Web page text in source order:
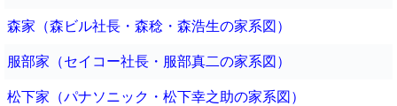
森家（森ビル社長・森稔・森浩生の家系図）
服部家（セイコー社長・服部真二の家系図）
松下家（パナソニック・松下幸之助の家系図）